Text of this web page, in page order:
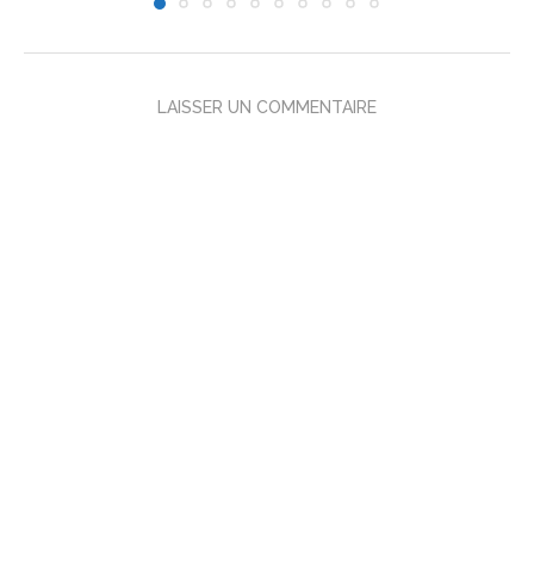
LAISSER UN COMMENTAIRE